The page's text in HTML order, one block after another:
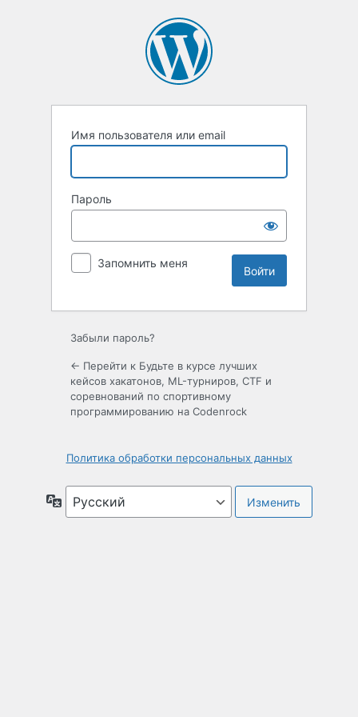
Имя пользователя или email
Пароль
Запомнить меня
Забыли пароль?
← Перейти к Будьте в курсе лучших
кейсов хакатонов, ML-турниров, CTF и
соревнований по спортивному
программированию на Codenrock
Политика обработки персональных данных
Язык